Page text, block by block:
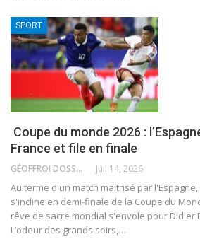
SPORT
Coupe du monde 2026 :
France et file en finale
GÉOFFROI DOSSOU Juil 14, 2026
Au terme d'un match maitrisé par
s'incline en demi-finale de la Coupe du
rêve de sacre mondial s'envole pour Didier
L’odeur des grands soirs,…